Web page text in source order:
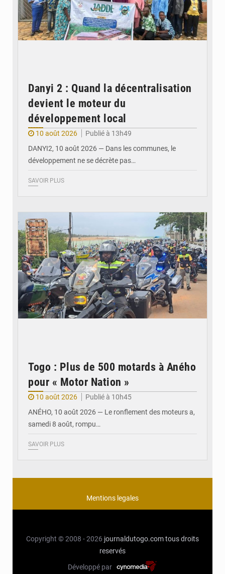
Danyi 2 : Quand la décentralisation
devient le moteur du
développement local
10 août 2026
Publié à 13h49
DANYI2, 10 août 2026 — Dans les communes, le
développement ne se décrète pas…
SAVOIR PLUS
Togo : Plus de 500 motards à Aného
pour « Motor Nation »
10 août 2026
Publié à 10h45
ANÉHO, 10 août 2026 — Le ronflement des moteurs a,
samedi 8 août, rompu…
SAVOIR PLUS
Mentions legales
Copyright © 2008 - 2026 journaldutogo.comtous droits
reservés
Développé par